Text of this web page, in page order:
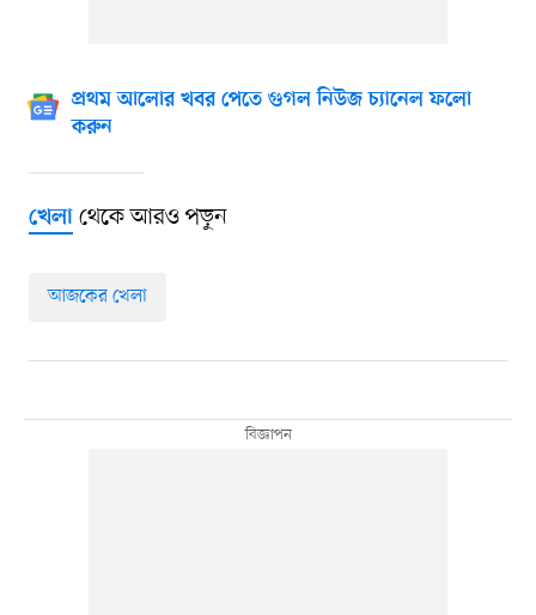
প্রথম আলোর খবর পেতে গুগল নিউজ চ্যানেল ফলো
করুন
খেলাথেকে আরও পড়ুন
আজকের খেলা